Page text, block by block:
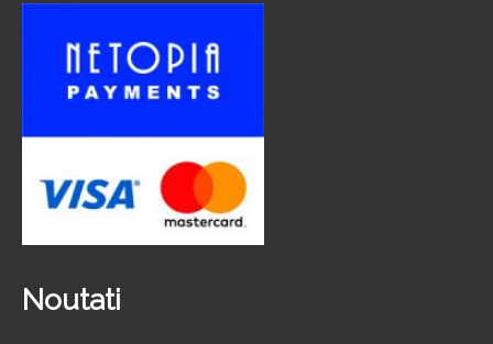
Noutati